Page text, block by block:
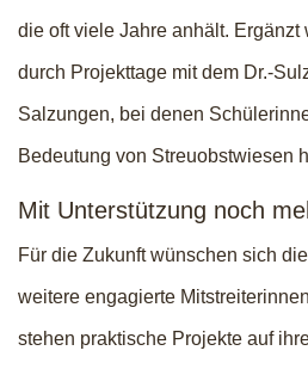
die oft viele Jahre anhält. Ergänzt
durch Projekttage mit dem Dr.-
Salzungen, bei denen
Bedeutung von Streuobstwiesen
Mit Unterstützung noch
Für die Zukunft wünschen sich
weitere engagierte
stehen praktische Projekte auf